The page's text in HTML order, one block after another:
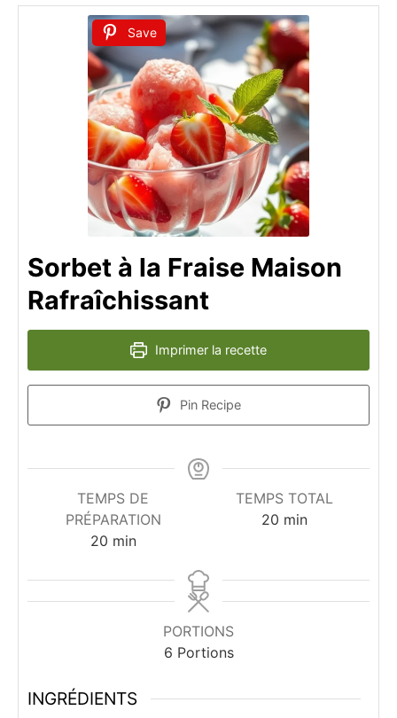
Save
Sorbet à la Fraise Maison
Rafraîchissant
Imprimer la recette
Pin Recipe
TEMPS DE
PRÉPARATION
20minutes
min
TEMPS TOTAL
20minutes
min
PORTIONS
6 Portions
INGRÉDIENTS